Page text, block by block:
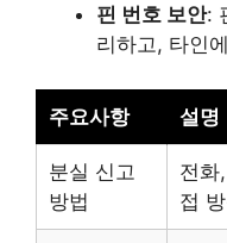
핀 번호 보안:
리하고, 타인
주요사항 설명
분실 신고
방법
전화
접